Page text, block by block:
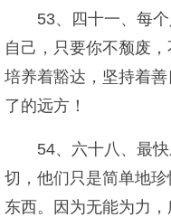
53、四十一、每
自己，只要你不颓废
培养着豁达，坚持着
了的远方！
54、六十八、最
切，他们只是简单地
东西。因为无能为力